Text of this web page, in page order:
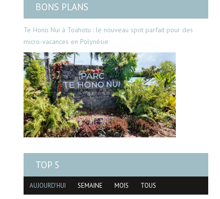
BONS PLANS
Te Hono Nui à Toahotu : le nouveau spot parfait pour des
micro-vacances en Polynésie
TOP 5
AUJOURD'HUI SEMAINE MOIS TOUS